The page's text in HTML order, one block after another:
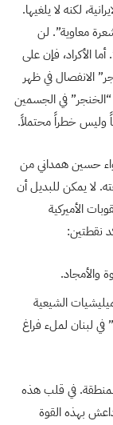
لكنه لا يلغيها.
معاوية”. لن
الأكراد، فإن على
الانفصال في ظهر
“الخنجر” في الجسمين
وليس خطراً محتملاً.
حسين همداني من
2009، أصبح خليفته. لا يمكن للبديل أن
الأميركية
نقطتين:
والأمجاد.
الشيعية
في لبنان لملء فراغ
في قلب هذه
بهذه القوة